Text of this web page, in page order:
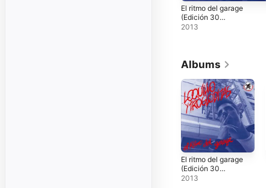
El ritmo del garage
(Edición 30
aniversario)
2013
Albums
El ritmo del garage
(Edición 30
aniversario)
2013